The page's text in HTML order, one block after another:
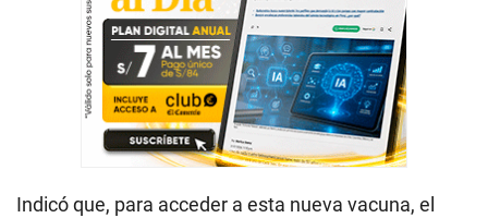
Indicó que, para acceder a esta nueva vacuna, el